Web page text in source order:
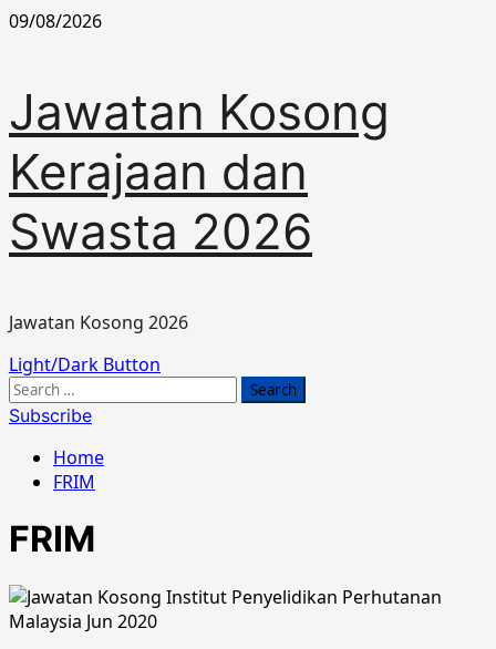
Skip
09/08/2026
Jawatan Kosong
Kerajaan dan
Swasta 2026
Jawatan Kosong 2026
Primary
Menu
Light/Dark Button
Search
for:
Subscribe
Home
FRIM
FRIM